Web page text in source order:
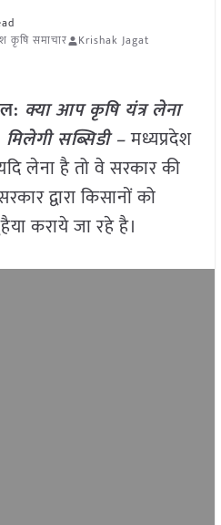
कृषि समाचार Krishak Jagat
क्या आप कृषि यंत्र लेना
सब्सिडी –मध्यप्रदेश
लेना है तो वे सरकार की
द्वारा किसानों को
कराये जा रहे है।